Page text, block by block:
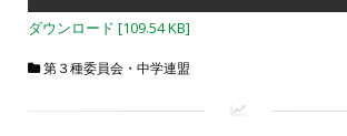
ダウンロード [109.54 KB]
第３種委員会・中学連盟